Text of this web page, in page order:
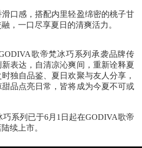
口感，搭配内里轻盈绵密的桃子甘
，一口尽享夏日的清爽活力。
歌帝梵冰巧系列承袭品牌传
表达，自清凉沁爽间，重新诠释夏
独自品鉴、夏日欢聚与友人分享，
品点亮日常，皆将成为今夏不可或
巧系列已于6月1日起在GODIVA歌帝
续上市。